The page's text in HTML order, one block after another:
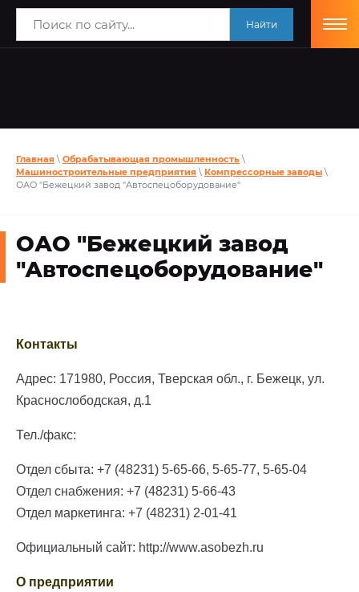
Найти
Главная \ Обрабатывающая промышленность \
Машиностроительные предприятия \ Компрессорные заводы \
ОАО "Бежецкий завод "Автоспецоборудование"
ОАО "Бежецкий завод
"Автоспецоборудование"
Контакты
Адрес: 171980, Россия, Тверская обл., г. Бежецк, ул.
Краснослободская, д.1
Тел./факс:
Отдел сбыта: +7 (48231) 5-65-66, 5-65-77, 5-65-04
Отдел снабжения: +7 (48231) 5-66-43
Отдел маркетинга: +7 (48231) 2-01-41
Официальный сайт: http://www.asobezh.ru
О предприятии